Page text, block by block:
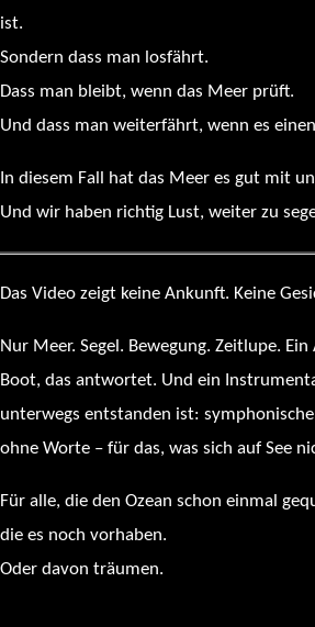
ist.
Sondern dass man losfährt.
Dass man bleibt, wenn das Meer prüft.
Und dass man weiterfährt, wenn es
In diesem Fall hat das Meer es gut mit
Und wir haben richtig Lust, weiter zu
Das Video zeigt keine Ankunft. Keine
Nur Meer. Segel. Bewegung. Zeitlupe.
Boot, das antwortet. Und ein
unterwegs entstanden ist:
ohne Worte – für das, was sich auf See
Für alle, die den Ozean schon einmal
die es noch vorhaben.
Oder davon träumen.